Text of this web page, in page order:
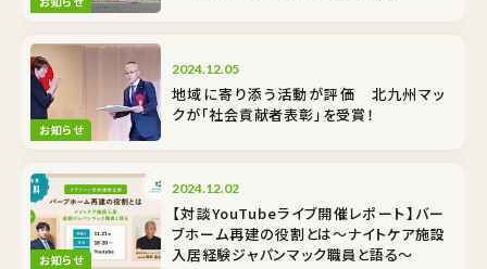
お知らせ
2024.12.05
地域に寄り添う活動が評価 北九州マッ
クが「社会貢献者表彰」を受賞！
お知らせ
2024.12.02
【対談YouTubeライブ開催レポート】バー
ブホーム再建の役割とは～ナイトケア施設
入居経験ジャパンマック職員と語る～